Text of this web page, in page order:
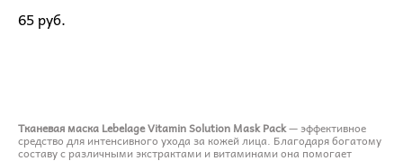
65 pуб.
Тканевая маска Lebelage Vitamin Solution Mask Pack— эффективное
средство для интенсивного ухода за кожей лица. Благодаря богатому
составу с различными экстрактами и витаминами она помогает